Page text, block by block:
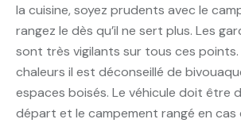
la cuisine, soyez prudents avec le
rangez le dès qu’il ne sert plus. Les
sont très vigilants sur tous ces
chaleurs il est déconseillé de
espaces boisés. Le véhicule doit être
départ et le campement rangé en cas